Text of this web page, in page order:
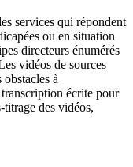
services qui répondent
ou en situation
directeurs énumérés
vidéos de sources
à
écrite pour
titrage des vidéos,